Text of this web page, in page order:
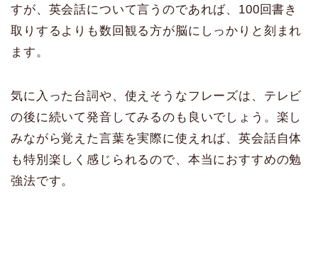
すが、英会話について言うのであれば、100回書き
取りするよりも数回観る方が脳にしっかりと刻まれ
ます。
気に入った台詞や、使えそうなフレーズは、テレビ
の後に続いて発音してみるのも良いでしょう。楽し
みながら覚えた言葉を実際に使えれば、英会話自体
も特別楽しく感じられるので、本当におすすめの勉
強法です。